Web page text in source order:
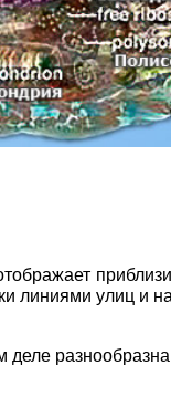
линиями улиц и
разнообразна